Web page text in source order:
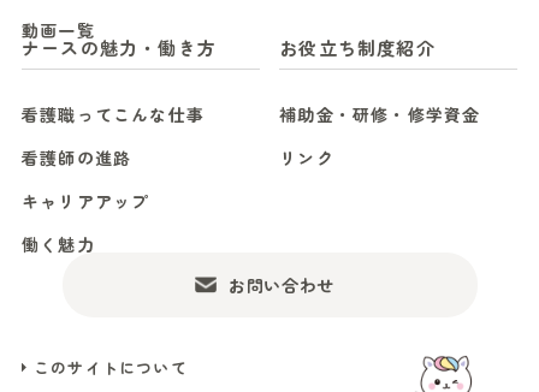
お問い合わせ
このサイトについて
動画一覧
ナースの魅力・働き方
看護職ってこんな仕事
看護師の進路
キャリアアップ
働く魅力
お役立ち制度紹介
補助金・研修・修学資金
リンク